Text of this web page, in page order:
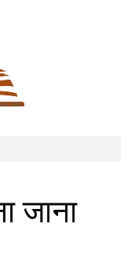
जाना